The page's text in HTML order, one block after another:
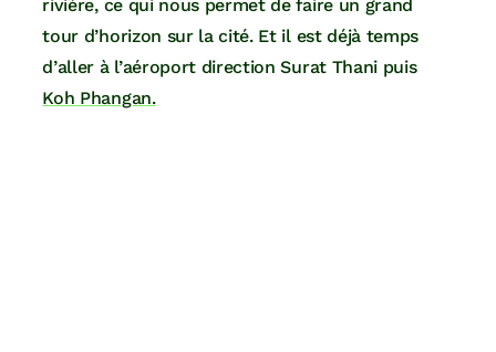
rivière, ce qui nous permet de faire un grand
tour d’horizon sur la cité. Et il est déjà temps
d’aller à l’aéroport direction Surat Thani puis
Koh Phangan.